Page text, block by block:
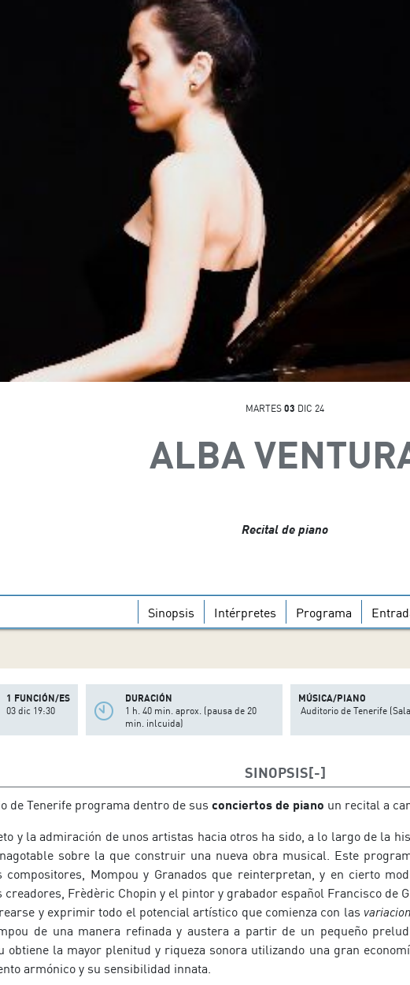
MARTES 03 DIC 24
ALBA
Recital de piano
Sinopsis Intérpretes Programa
1 FUNCIÓN/ES
03 dic 19:30
DURACIÓN
1 h. 40 min. aprox. (pausa de 20
min. inlcuida)
MÚSICA/PIANO
Auditorio de Tenerife
SINOPSIS
de Tenerife programa dentro de sus conciertos de piano un recital a
y la admiración de unos artistas hacia otros ha sido, a lo largo de la
sobre la que construir una nueva obra musical. Este
compositores, Mompou y Granados que reinterpretan, y en cierto
creadores, Frèdèric Chopin y el pintor y grabador español Francisco de
y exprimir todo el potencial artístico que comienza con las
de una manera refinada y austera a partir de un pequeño
obtiene la mayor plenitud y riqueza sonora utilizando una gran
armónico y su sensibilidad innata.